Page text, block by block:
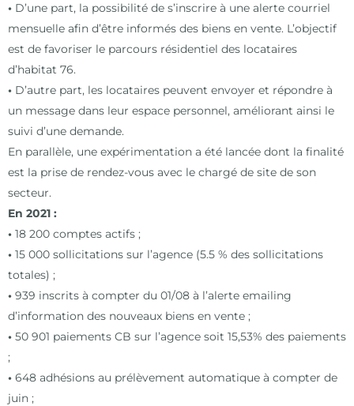
• D’une part, la possibilité de s’inscrire à une alerte courriel
mensuelle afin d’être informés des biens en vente. L’objectif
est de favoriser le parcours résidentiel des locataires
d’habitat 76.
• D’autre part, les locataires peuvent envoyer et répondre à
un message dans leur espace personnel, améliorant ainsi le
suivi d’une demande.
En parallèle, une expérimentation a été lancée dont la finalité
est la prise de rendez-vous avec le chargé de site de son
secteur.
En 2021 :
• 18 200 comptes actifs ;
• 15 000 sollicitations sur l’agence (5.5 % des sollicitations
totales) ;
• 939 inscrits à compter du 01/08 à l’alerte emailing
d’information des nouveaux biens en vente;
• 50 901 paiements CB sur l’agence soit 15,53% des paiements
;
• 648 adhésions au prélèvement automatique à compter de
juin ;